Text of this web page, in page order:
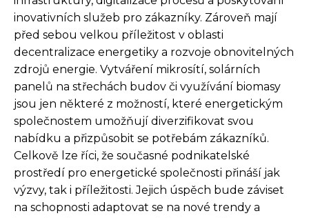
inovativních služeb pro zákazníky. Zároveň mají
před sebou velkou příležitost v oblasti
decentralizace energetiky a rozvoje obnovitelných
zdrojů energie. Vytváření mikrosítí, solárních
panelů na střechách budov či využívání biomasy
jsou jen některé z možností, které energetickým
společnostem umožňují diverzifikovat svou
nabídku a přizpůsobit se potřebám zákazníků.
Celkově lze říci, že současné podnikatelské
prostředí pro energetické společnosti přináší jak
výzvy, tak i příležitosti. Jejich úspěch bude záviset
na schopnosti adaptovat se na nové trendy a